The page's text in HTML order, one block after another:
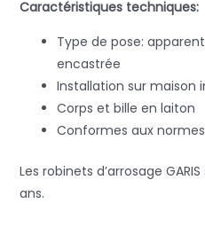
Caractéristiques techniques:
Type de pose:
encastrée
Installation sur maison
Corps et bille en laiton
Conformes aux normes
Les robinets d’arrosage
ans.